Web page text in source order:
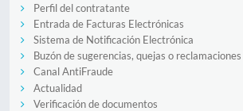
Perfil del contratante
Entrada de Facturas Electrónicas
Sistema de Notificación Electrónica
Buzón de sugerencias, quejas o reclamaciones
Canal AntiFraude
Actualidad
Verificación de documentos